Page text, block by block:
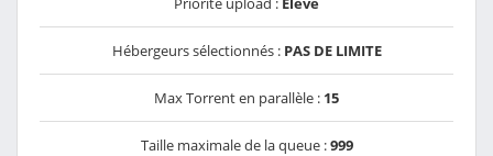
Hébergeurs sélectionnés : PAS DE LIMITE
Max Torrent en parallèle : 15
Taille maximale de la queue :999